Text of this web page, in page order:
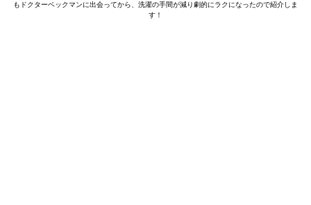
もドクターベックマンに出会ってから、洗濯の手間が減り劇的にラクになったので紹介しま
す！